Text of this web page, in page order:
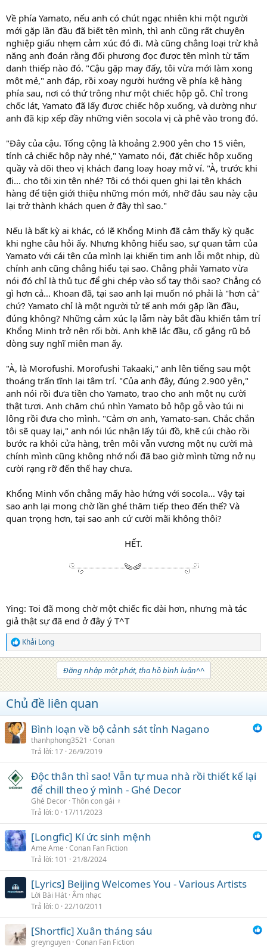
Về phía Yamato, nếu anh có chút ngạc nhiên khi một người
mới gặp lần đầu đã biết tên mình, thì anh cũng rất chuyên
nghiệp giấu nhẹm cảm xúc đó đi. Mà cũng chẳng loại trừ khả
năng anh đoán rằng đối phương đọc được tên mình từ tấm
danh thiếp nào đó. "Cậu gặp may đấy, tôi vừa mới làm xong
một mẻ," anh đáp, rồi xoay người hướng về phía kệ hàng
phía sau, nơi có thứ trông như một chiếc hộp gỗ. Chỉ trong
chốc lát, Yamato đã lấy được chiếc hộp xuống, và dường như
anh đã kịp xếp đầy những viên socola vị cà phê vào trong đó.
"Đây của cậu. Tổng cộng là khoảng 2.900 yên cho 15 viên,
tính cả chiếc hộp này nhé," Yamato nói, đặt chiếc hộp xuống
quầy và dõi theo vị khách đang loay hoay mở ví. "À, trước khi
đi... cho tôi xin tên nhé? Tôi có thói quen ghi lại tên khách
hàng để tiện giới thiệu những món mới, nhỡ đâu sau này cậu
lại trở thành khách quen ở đây thì sao."
Nếu là bất kỳ ai khác, có lẽ Khổng Minh đã cảm thấy kỳ quặc
khi nghe câu hỏi ấy. Nhưng không hiểu sao, sự quan tâm của
Yamato với cái tên của mình lại khiến tim anh lỗi một nhịp, dù
chính anh cũng chẳng hiểu tại sao. Chẳng phải Yamato vừa
nói đó chỉ là thủ tục để ghi chép vào sổ tay thôi sao? Chẳng có
gì hơn cả… Khoan đã, tại sao anh lại muốn nó phải là "hơn cả"
chứ? Yamato chỉ là một người tử tế anh mới gặp lần đầu,
đúng không? Những cảm xúc lạ lẫm này bắt đầu khiến tâm trí
Khổng Minh trở nên rối bời. Anh khẽ lắc đầu, cố gắng rũ bỏ
dòng suy nghĩ miên man ấy.
"À, là Morofushi. Morofushi Takaaki," anh lên tiếng sau một
thoáng trấn tĩnh lại tâm trí. "Của anh đây, đúng 2.900 yên,"
anh nói rồi đưa tiền cho Yamato, trao cho anh một nụ cười
thật tươi. Anh chăm chú nhìn Yamato bỏ hộp gỗ vào túi ni
lông rồi đưa cho mình. "Cảm ơn anh, Yamato-san. Chắc chắn
tôi sẽ quay lại," anh nói lúc nhận lấy túi đồ, khẽ cúi chào rồi
bước ra khỏi cửa hàng, trên môi vẫn vương một nụ cười mà
chính mình cũng không nhớ nổi đã bao giờ mình từng nở nụ
cười rạng rỡ đến thế hay chưa.
Khổng Minh vốn chẳng mấy hào hứng với socola… Vậy tại
sao anh lại mong chờ lần ghé thăm tiếp theo đến thế? Và
quan trọng hơn, tại sao anh cứ cười mãi không thôi?
HẾT.​
Ying: Toi đã mong chờ một chiếc fic dài hơn, nhưng mà tác
giả thật sự đã end ở đây ý T^T
R
e
a
c
t
i
o
s
:
Khải Long
Đăng nhập một phát, tha hồ bình luận^^
Chủ đề liên quan
Bình loạn về bộ cảnh sát tỉnh Nagano
thanhphong3521
Conan
Trả lời 17 26/9/2019
Độc thân thì sao! Vẫn tự mua nhà rồi thiết kế lại
để chill theo ý mình - Ghé Decor
Ghé Decor Thôn con gái ♀
Trả lời 0 17/11/2023
[Longfic] Kí ức sinh mệnh
Ame Ame Conan Fan Fiction
Trả lời 101 21/8/2024
[Lyrics] Beijing Welcomes You - Various Artists
Lời Bài Hát Âm nhạc
Trả lời 0 22/10/2011
[Shortfic] Xuân tháng sáu
greynguyen Conan Fan Fiction